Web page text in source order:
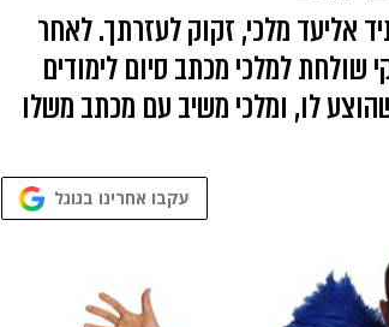
אליעד מלכי, זקוק לעזרתך. לאחר
שולחת למלכי מכתב סיום לימודים
לו, ומלכי משיב עם מכתב משלו
עקבו אחרינו בגוגל